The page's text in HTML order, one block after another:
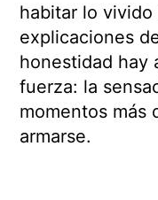
habitar lo
explicaciones
honestidad hay
fuerza: la
momentos más
armarse.